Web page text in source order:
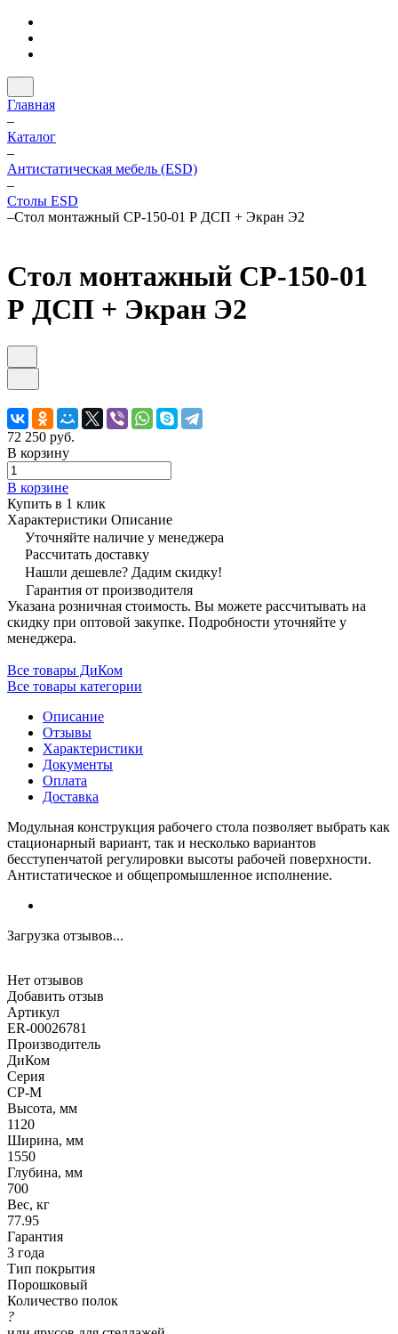
Главная
–
Каталог
–
Антистатическая мебель (ESD)
–
Столы ESD
–Стол монтажный СР-150-01 Р ДСП + Экран Э2
Стол монтажный СР-150-01
Р ДСП + Экран Э2
72 250 руб.
В корзину
В корзине
Купить в 1 клик
Характеристики Описание
Уточняйте наличие у менеджера
Рассчитать доставку
Нашли дешевле? Дадим скидку!
Гарантия от производителя
Указана розничная стоимость. Вы можете рассчитывать на
скидку при оптовой закупке. Подробности уточняйте у
менеджера.
Все товары ДиКом
Все товары категории
Описание
Отзывы
Характеристики
Документы
Оплата
Доставка
Модульная конструкция рабочего стола позволяет выбрать как
стационарный вариант, так и несколько вариантов
бесступенчатой регулировки высоты рабочей поверхности.
Антистатическое и общепромышленное исполнение.
Загрузка отзывов...
Нет отзывов
Добавить отзыв
Артикул
ER-00026781
Производитель
ДиКом
Серия
СР-М
Высота, мм
1120
Ширина, мм
1550
Глубина, мм
700
Вес, кг
77.95
Гарантия
3 года
Тип покрытия
Порошковый
Количество полок
?